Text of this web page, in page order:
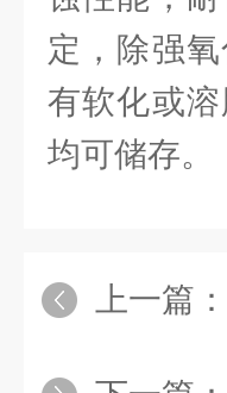
定，除强
有软化或
均可储存。
上一篇：